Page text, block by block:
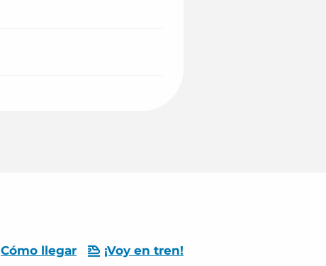
Cómo llegar ¡Voy en tren!